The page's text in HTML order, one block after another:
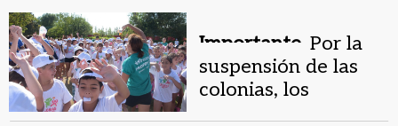
Importante. Por la
suspensión de las
colonias, los